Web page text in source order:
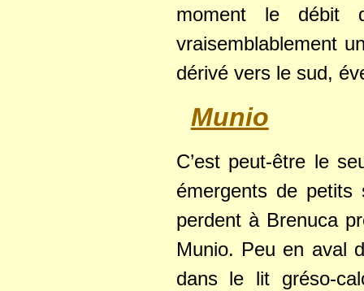
moment le débit
vraisemblablement
dérivé vers le sud,
Munio
C’est peut-être le
émergents de
perdent à Brenuca
Munio. Peu en aval
dans le lit gréso-